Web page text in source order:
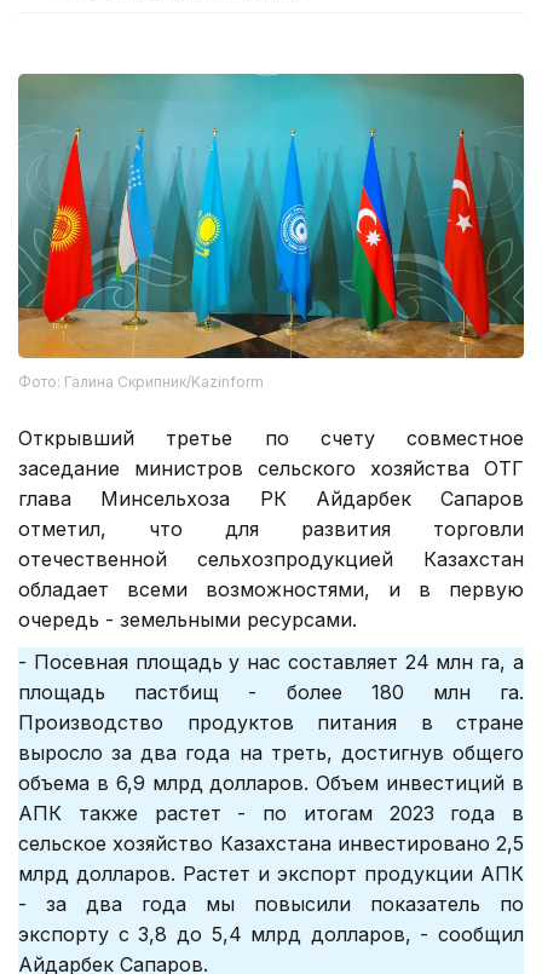
Фото: Галина Скрипник/Kazinform
Открывший третье по счету совместное
заседание министров сельского хозяйства ОТГ
глава Минсельхоза РК Айдарбек Сапаров
отметил, что для развития торговли
отечественной сельхозпродукцией Казахстан
обладает всеми возможностями, и в первую
очередь - земельными ресурсами.
- Посевная площадь у нас составляет 24 млн га, а
площадь пастбищ - более 180 млн га.
Производство продуктов питания в стране
выросло за два года на треть, достигнув общего
объема в 6,9 млрд долларов. Объем инвестиций в
АПК также растет - по итогам 2023 года в
сельское хозяйство Казахстана инвестировано 2,5
млрд долларов. Растет и экспорт продукции АПК
- за два года мы повысили показатель по
экспорту с 3,8 до 5,4 млрд долларов, - сообщил
Айдарбек Сапаров.